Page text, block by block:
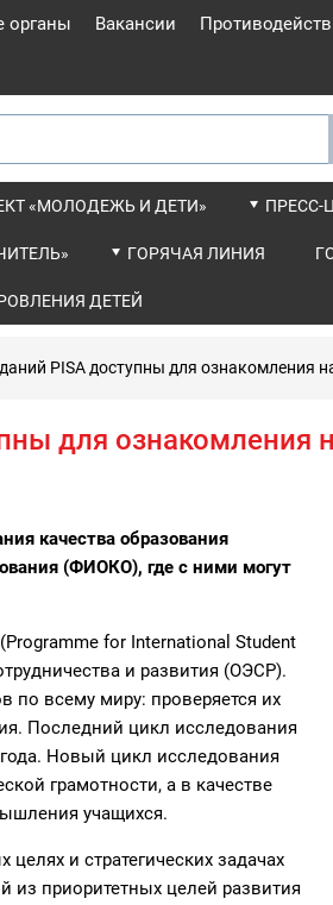
органы Вакансии
«МОЛОДЕЖЬ И ДЕТИ» ПРЕСС-
ГОРЯЧАЯ ЛИНИЯ
ДЕТЕЙ
PISA доступны для ознакомления
для ознакомления
качества образования
(ФИОКО), где с ними могут
for International Student
и развития (ОЭСР).
по всему миру: проверяется их
Последний цикл исследования
Новый цикл исследования
грамотности, а в качестве
учащихся.
и стратегических задачах
из приоритетных целей развития